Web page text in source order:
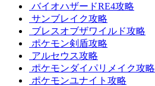
バイオハザードRE4攻略
サンブレイク攻略
ブレスオブザワイルド攻略
ポケモン剣盾攻略
アルセウス攻略
ポケモンダイパリメイク攻略
ポケモンユナイト攻略